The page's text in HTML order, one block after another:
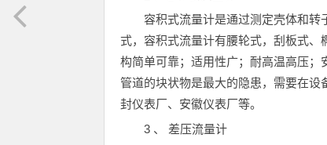
容积式流量计是通过测定壳体和
式，容积式流量计有腰轮式，刮板式
构简单可靠；适用性广；耐高温高压；
管道的块状物是最大的隐患，需要在
封仪表厂、安徽仪表厂等。
3 、 差压流量计